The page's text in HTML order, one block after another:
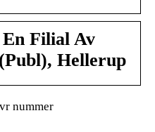
Filial Av
Hellerup
nummer